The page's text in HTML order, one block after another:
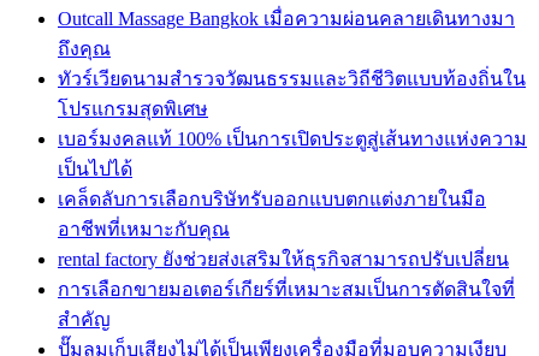
Outcall Massage Bangkok เมื่อความผ่อนคลายเดินทางมา
ถึงคุณ
ทัวร์เวียดนามสำรวจวัฒนธรรมและวิถีชีวิตแบบท้องถิ่นใน
โปรแกรมสุดพิเศษ
เบอร์มงคลแท้ 100% เป็นการเปิดประตูสู่เส้นทางแห่งความ
เป็นไปได้
เคล็ดลับการเลือกบริษัทรับออกแบบตกแต่งภายในมือ
อาชีพที่เหมาะกับคุณ
rental factory ยังช่วยส่งเสริมให้ธุรกิจสามารถปรับเปลี่ยน
การเลือกขายมอเตอร์เกียร์ที่เหมาะสมเป็นการตัดสินใจที่
สำคัญ
ปั๊มลมเก็บเสียงไม่ได้เป็นเพียงเครื่องมือที่มอบความเงียบ